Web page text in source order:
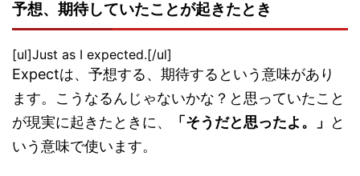
予想、期待していたことが起きたとき
[ul]Just as I expected.[/ul]
Expectは、予想する、期待するという意味があり
ます。こうなるんじゃないかな？と思っていたこと
が現実に起きたときに、
「そうだと思ったよ。」
と
いう意味で使います。